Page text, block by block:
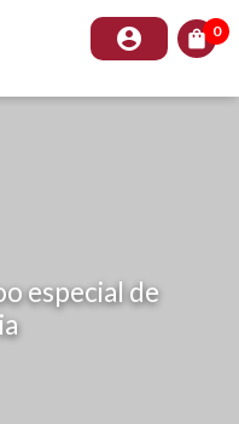
account_circle shopping_bag 0
especial de